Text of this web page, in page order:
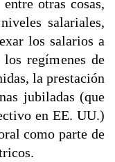
otras cosas,
salariales,
los salarios a
regímenes de
la prestación
jubiladas (que
en EE. UU.)
como parte de